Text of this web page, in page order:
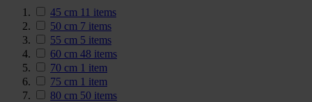
45 cm 11 items
50 cm 7 items
55 cm 5 items
60 cm 48 items
70 cm 1 item
75 cm 1 item
80 cm 50 items